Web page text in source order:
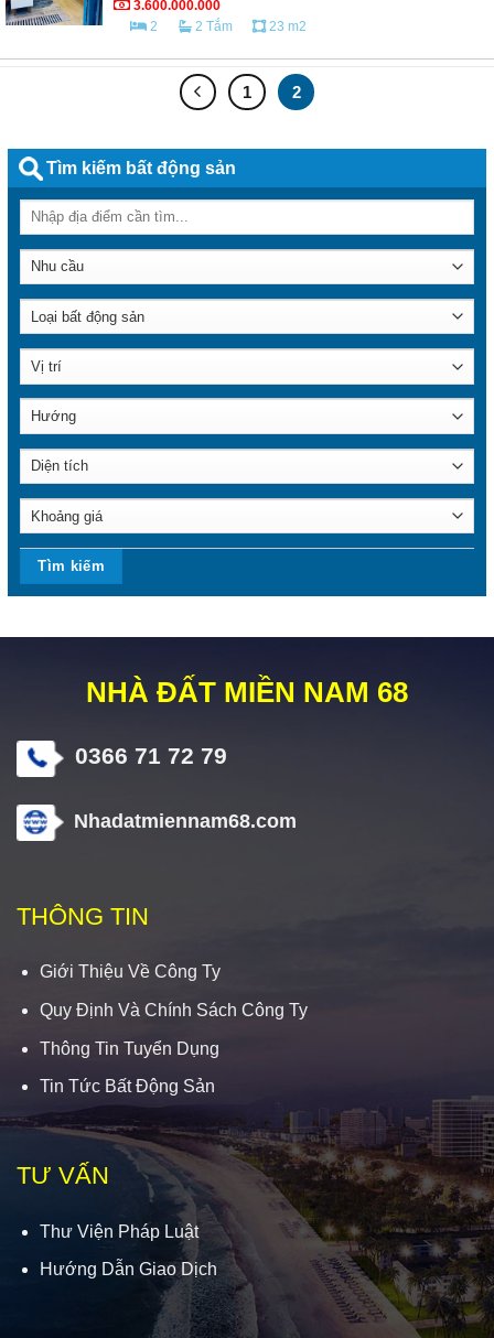
3.600.000.000
2
2 Tắm 23 m2
1 2
Tìm kiếm bất động sản
NHÀ ĐẤT MIỀN NAM 68
0366 71 72 79
Nhadatmiennam68.com
THÔNG TIN
Giới Thiệu Về Công Ty
Quy Định Và Chính Sách Công Ty
Thông Tin Tuyển Dụng
Tin Tức Bất Động Sản
TƯ VẤN
Thư Viện Pháp Luật
Hướng Dẫn Giao Dịch